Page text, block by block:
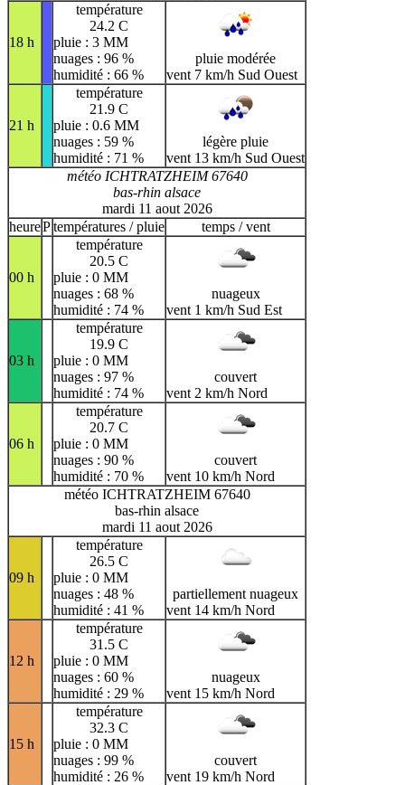
18 h
température
24.2 C
pluie : 3 MM
nuages : 96 %
humidité : 66 %
pluie modérée
vent 7 km/h Sud Ouest
21 h
température
21.9 C
pluie : 0.6 MM
nuages : 59 %
humidité : 71 %
légère pluie
vent 13 km/h Sud Ouest
météo ICHTRATZHEIM 67640
bas-rhin alsace
mardi 11 aout 2026
heurePtempératures / pluie temps / vent
00 h
température
20.5 C
pluie : 0 MM
nuages : 68 %
humidité : 74 %
nuageux
vent 1 km/h Sud Est
03 h
température
19.9 C
pluie : 0 MM
nuages : 97 %
humidité : 74 %
couvert
vent 2 km/h Nord
06 h
température
20.7 C
pluie : 0 MM
nuages : 90 %
humidité : 70 %
couvert
vent 10 km/h Nord
météo ICHTRATZHEIM 67640
bas-rhin alsace
mardi 11 aout 2026
09 h
température
26.5 C
pluie : 0 MM
nuages : 48 %
humidité : 41 %
partiellement nuageux
vent 14 km/h Nord
12 h
température
31.5 C
pluie : 0 MM
nuages : 60 %
humidité : 29 %
nuageux
vent 15 km/h Nord
15 h
température
32.3 C
pluie : 0 MM
nuages : 99 %
humidité : 26 %
couvert
vent 19 km/h Nord